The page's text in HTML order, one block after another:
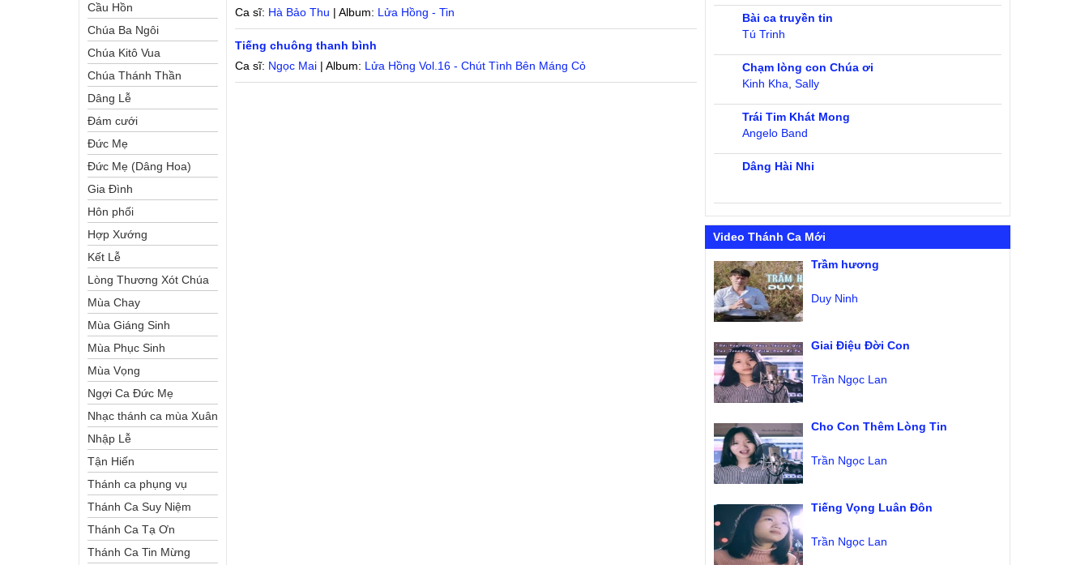
Ca sĩ: Hà Bảo Thu | Album: Lửa Hồng - Tin
Tiếng chuông thanh bình
Ca sĩ: Ngọc Mai | Album: Lửa Hồng Vol.16 - Chút Tình Bên Máng Cỏ
Cầu Hồn
Chúa Ba Ngôi
Chúa Kitô Vua
Chúa Thánh Thần
Dâng Lễ
Đám cưới
Đức Mẹ
Đức Mẹ (Dâng Hoa)
Gia Đình
Hôn phối
Hợp Xướng
Kết Lễ
Lòng Thương Xót Chúa
Mùa Chay
Mùa Giáng Sinh
Mùa Phục Sinh
Mùa Vọng
Ngợi Ca Đức Mẹ
Nhạc thánh ca mùa Xuân
Nhập Lễ
Tận Hiến
Thánh ca phụng vụ
Thánh Ca Suy Niệm
Thánh Ca Tạ Ơn
Thánh Ca Tin Mừng
Bài ca truyền tin
Tú Trinh
Chạm lòng con Chúa ơi
Kinh Kha ,Sally
Trái Tim Khát Mong
Angelo Band
Dâng Hài Nhi
Video Thánh Ca Mới
Trầm hương
Duy Ninh
Giai Điệu Đời Con
Trần Ngọc Lan
Cho Con Thêm Lòng Tin
Trần Ngọc Lan
Tiếng Vọng Luân Đôn
Trần Ngọc Lan